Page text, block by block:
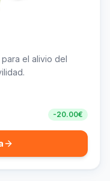
el alivio del
-20.00€